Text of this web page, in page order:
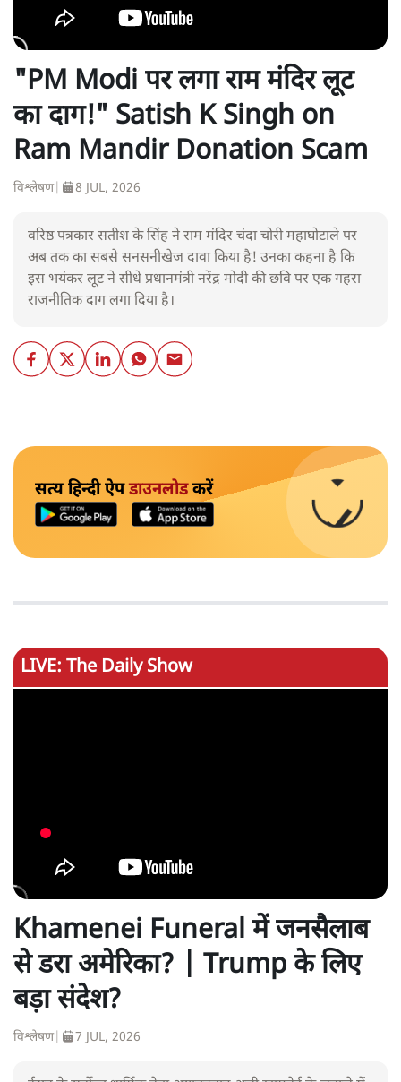
"PM Modi पर लगा राम मंदिर लूट
का दाग!" Satish K Singh on
Ram Mandir Donation Scam
विश्लेषण| 8 JUL, 2026
वरिष्ठ पत्रकार सतीश के सिंह ने राम मंदिर चंदा चोरी महाघोटाले पर
अब तक का सबसे सनसनीखेज दावा किया है! उनका कहना है कि
इस भयंकर लूट ने सीधे प्रधानमंत्री नरेंद्र मोदी की छवि पर एक गहरा
राजनीतिक दाग लगा दिया है।
सत्य हिन्दी ऐपडाउनलोडकरें
LIVE: The Daily Show
Khamenei Funeral में जनसैलाब
से डरा अमेरिका? | Trump के लिए
बड़ा संदेश?
विश्लेषण| 7 JUL, 2026